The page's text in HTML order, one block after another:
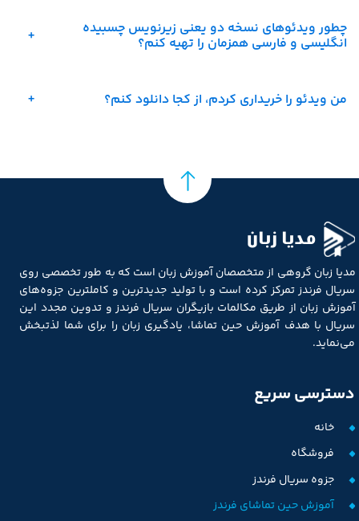
چطور ویدئوهای نسخه دو یعنی زیرنویس چسبیده
انگلیسی و فارسی همزمان را تهیه کنم؟
من ویدئو را خریداری کردم، از کجا دانلود کنم؟
مدیا زبان
مدیا زبان گروهی از متخصصان آموزش زبان است که به طور تخصصی روی
سریال فرندز تمرکز کرده است و با تولید جدیدترین و کاملترین جزوه‌های
آموزش زبان از طریق مکالمات بازیگران سریال فرندز و تدوین مجدد این
سریال با هدف آموزش حین تماشا، یادگیری زبان را برای شما لذتبخش
می‌نماید.
خانه
فروشگاه
جزوه سریال فرندز
آموزش حین تماشای فرندز
دسترسی سریع